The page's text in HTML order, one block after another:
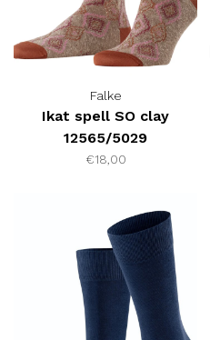
Falke
Ikat spell SO clay
12565/5029
€18,00